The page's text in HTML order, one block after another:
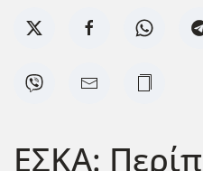
ΕΣΚΑ: